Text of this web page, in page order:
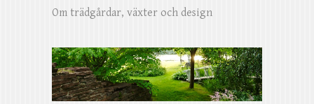
Om trädgårdar, växter och design